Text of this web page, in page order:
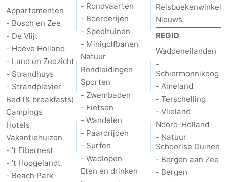
Residentie
Texel
Villapark
Vogelmient
Last
minutes
Strand
doen
Bezienswaardigheden
-
Musea
-
Monumenten
Appartementen
- Bosch en Zee
- De Vlijt
- Hoeve Holland
- Land en Zeezicht
- Strandhuys
- Strandplevier
Bed (& breakfasts)
Campings
Hotels
Vakantiehuizen
- 't Eibernest
- 't Hoogelandt
- Beach Park
- Rondvaarten
- Boerderijen
- Speeltuinen
- Minigolfbanen
Natuur
Rondleidingen
Sporten
- Zwembaden
- Fietsen
- Wandelen
- Paardrijden
- Surfen
- Wadlopen
Eten en drinken
Reisboekenwinkel
Nieuws
REGIO
Waddeneilanden
-
Schiermonnikoog
- Ameland
- Terschelling
- Vlieland
Noord-Holland
- Natuur
Schoorlse Duinen
- Bergen aan Zee
- Bergen